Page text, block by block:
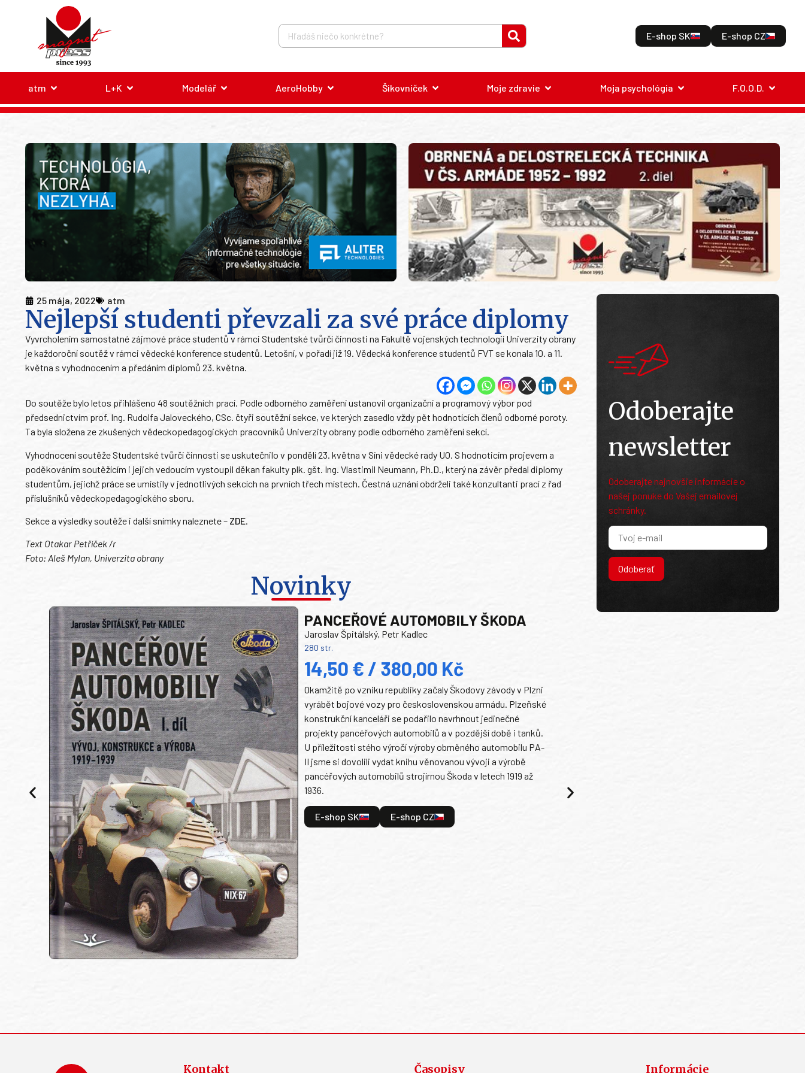
E-shop SK E-shop CZ
atm L+K Modelář AeroHobby Šikovníček Moje zdravie Moja psychológia F.O.O.D.
25 mája, 2022 atm
Nejlepší studenti převzali za své práce diplomy
​Vyvrcholením samostatné zájmové práce studentů v rámci Studentské tvůrčí činnosti na Fakultě vojenských technologií Univerzity obrany
je každoroční soutěž v rámci vědecké konference studentů. Letošní, v pořadí již 19. Vědecká konference studentů FVT se konala 10. a 11.
května s vyhodnocením a předáním diplomů 23. května.
Do soutěže bylo letos přihlášeno 48 soutěžních prací. Podle odborného zaměření ustanovil organizační a programový výbor pod
předsednictvím prof. Ing. Rudolfa Jaloveckého, CSc. čtyři soutěžní sekce, ve kterých zasedlo vždy pět hodnotících členů odborné poroty.
Ta byla složena ze zkušených vědeckopedagogických pracovníků Univerzity obrany podle odborného zaměření sekcí.
Vyhodnocení soutěže Studentské tvůrčí činnosti se uskutečnilo v pondělí 23. května v Síni vědecké rady UO. S hodnoticím projevem a
poděkováním soutěžícím i jejich vedoucím vystoupil děkan fakulty plk. gšt. Ing. Vlastimil Neumann, Ph.D., který na závěr předal diplomy
studentům, jejichž práce se umístily v jednotlivých sekcích na prvních třech místech. Čestná uznání obdrželi také konzultanti prací z řad
příslušníků vědeckopedagogického sboru.
Sekce a výsledky soutěže i další snímky naleznete – ZDE.
Text Otakar Petříček /r
Foto: Aleš Mylan, Univerzita obrany
Novinky
PANCEŘOVÉ AUTOMOBILY ŠKODA
Jaroslav Špitálský, Petr Kadlec
280 str.
14,50 € / 380,00 Kč
Okamžitě po vzniku republiky začaly Škodovy závody v Plzni
vyrábět bojové vozy pro československou armádu. Plzeňské
konstrukční kanceláři se podařilo navrhnout jedinečné
projekty pancéřových automobilů a v pozdější době i tanků.
U příležitosti stého výročí výroby obrněného automobilu PA-
II jsme si dovolili vydat knihu věnovanou vývoji a výrobě
pancéřových automobilů strojírnou Škoda v letech 1919 až
1936.
E-shop SK E-shop CZ
Odoberajte
newsletter
Odoberajte najnovšie informácie o
našej ponuke do Vašej emailovej
schránky.
Odoberať
Kontakt Časopisy Informácie